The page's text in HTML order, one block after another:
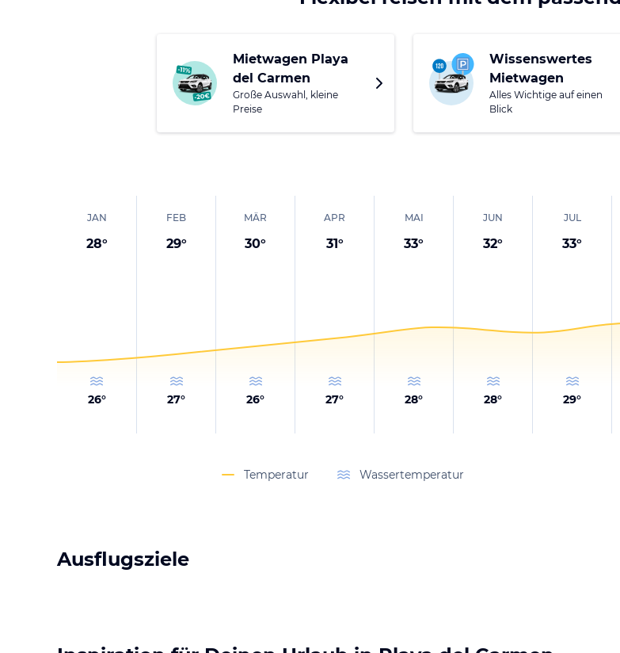
erstreckt sich parallel zum Strand und ist gesäumt von
Du kannst bis in die frühren Morgenstunden ausgelassen tanzen
Mietwagen Playa
del Carmen
Große Auswahl, kleine
Preise
Wissenswertes
Mietwagen
Alles Wichtige auf einen
Blick
JAN
28°
26°
FEB
29°
27°
MÄR
30°
26°
APR
31°
27°
MAI
33°
28°
JUN
32°
28°
JUL
33°
29°
Temperatur Wassertemperatur
Ausflugsziele